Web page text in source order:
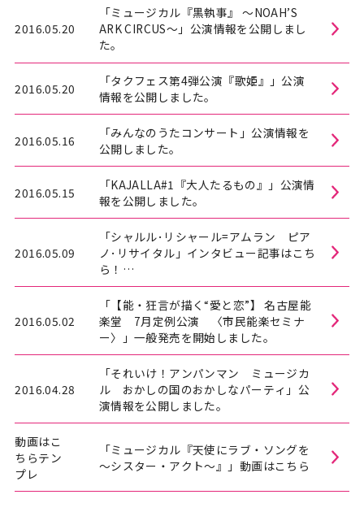
メルマガ登録
2016.05.20
「ミュージカル『黒執事』 ～NOAH’S
ARK CIRCUS～」公演情報を公開しまし
た。
2016.05.20
「タクフェス第4弾公演『歌姫』」公演
情報を公開しました。
2016.05.16
「みんなのうたコンサート」公演情報を
公開しました。
2016.05.15
「KAJALLA#1『大人たるもの』」公演情
報を公開しました。
2016.05.09
「シャルル･リシャール=アムラン ピア
ノ･リサイタル」インタビュー記事はこち
ら！
（外部サイトへリンク：ぶらあぼ2016年
5月号）
2016.05.02
「【能・狂言が描く“愛と恋”】 名古屋能
楽堂 7月定例公演 〈市民能楽セミナ
ー〉」一般発売を開始しました。
2016.04.28
「それいけ！アンパンマン ミュージカ
ル おかしの国のおかしなパーティ」公
演情報を公開しました。
動画はこ
ちらテン
プレ
「ミュージカル『天使にラブ・ソングを
～シスター・アクト～』」動画はこちら